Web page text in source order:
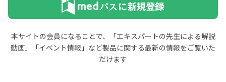
本サイトの会員になることで、「エキスパートの先生による解説
動画」「イベント情報」など製品に関する最新の情報をご覧いた
だけます